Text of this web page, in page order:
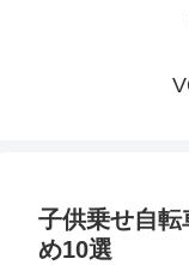
子供乗せ自
め10選